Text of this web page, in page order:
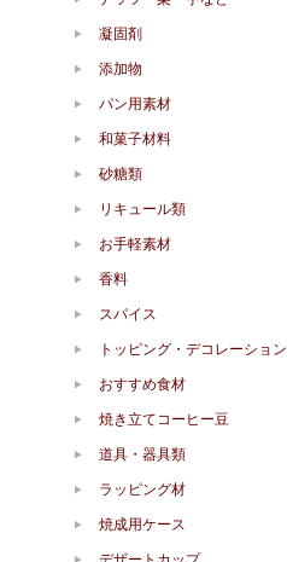
凝固剤
添加物
パン用素材
和菓子材料
砂糖類
リキュール類
お手軽素材
香料
スパイス
トッピング・デコレーション
おすすめ食材
焼き立てコーヒー豆
道具・器具類
ラッピング材
焼成用ケース